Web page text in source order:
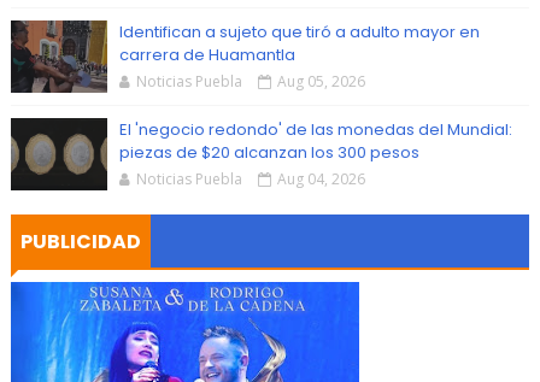
Identifican a sujeto que tiró a adulto mayor en
carrera de Huamantla
Noticias Puebla Aug 05, 2026
El 'negocio redondo' de las monedas del Mundial:
piezas de $20 alcanzan los 300 pesos
Noticias Puebla Aug 04, 2026
PUBLICIDAD